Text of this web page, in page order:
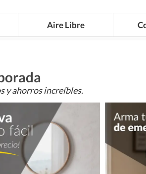
Aire Libre
y ahorros increíbles.